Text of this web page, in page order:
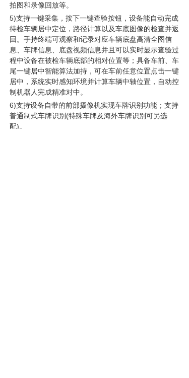
拍图和录像回放等。
5)支持一键采集，按下一键查验按钮，设备能自动完成
待检车辆居中定位，路径计算以及车底图像的检查并返
回。手持终端可观察和记录对应车辆底盘高清全图信
息、车牌信息、底盘视频信息并且可以实时显示查验过
程中设备在被检车辆底部的相对位置等；具备车前、车
尾一键居中智能算法加持，可在车前任意位置点击一键
居中，系统实时感知环境并计算车辆中轴位置，自动控
制机器人完成精准对中。
6)支持设备自带的前部摄像机实现车牌识别功能；支持
普通制式车牌识别(特殊车牌及海外车牌识别可另选
配)。